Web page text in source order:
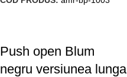
Push open Blum
negru versiunea lunga